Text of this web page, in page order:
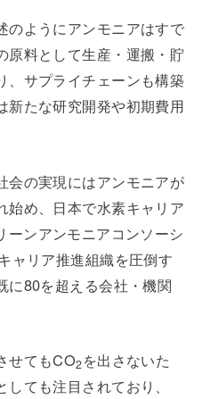
のようにアンモニアはすで
原料として生産・運搬・貯
、サプライチェーンも構築
新たな研究開発や初期費用
会の実現にはアンモニアが
始め、日本で水素キャリア
ーンアンモニアコンソーシ
ャリア推進組織を圧倒す
に80を超える会社・機関
せてもCO2を出さないた
ても注目されており、